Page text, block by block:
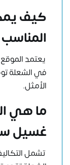
كيف
يعتمد
في الشعلة
الأمثل.
ما هي
غسيل
تشمل